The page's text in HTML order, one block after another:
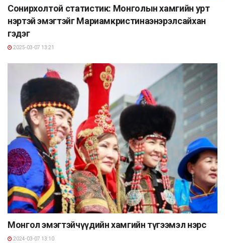
Сонирхолтой статистик: Монголын хамгийн урт
нэртэй эмэгтэйг Мариамкристинаэнэрэлсайхан
гэдэг
2025-03-07 13:21
Монгол эмэгтэйчүүдийн хамгийн түгээмэл нэрс
2024-03-07 13:10